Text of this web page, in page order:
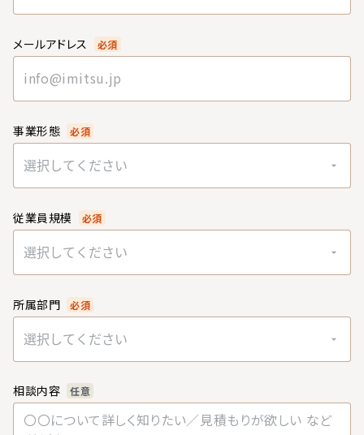
メールアドレス 必須
事業形態 必須
選択してください
従業員規模 必須
選択してください
所属部門 必須
選択してください
相談内容 任意